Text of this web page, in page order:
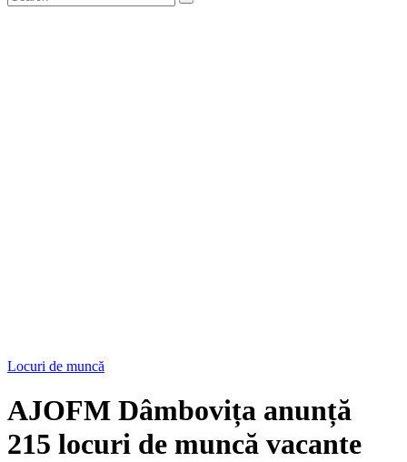
Locuri de muncă
AJOFM Dâmbovița anunță
215 locuri de muncă vacante